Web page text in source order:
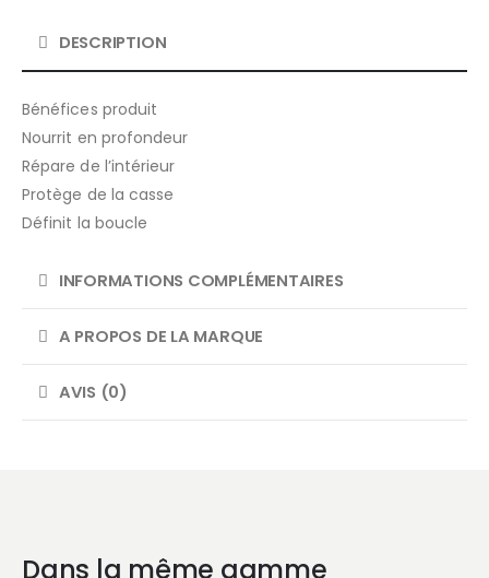
DESCRIPTION
Bénéfices produit
Nourrit en profondeur
Répare de l’intérieur
Protège de la casse
Définit la boucle
INFORMATIONS COMPLÉMENTAIRES
A PROPOS DE LA MARQUE
AVIS (0)
Dans la même gamme